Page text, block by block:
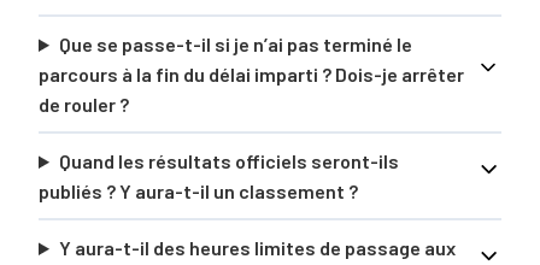
Que se passe-t-il si je n’ai pas terminé le
parcours à la fin du délai imparti ? Dois-je arrêter
de rouler ?
Quand les résultats officiels seront-ils
publiés ? Y aura-t-il un classement ?
Y aura-t-il des heures limites de passage aux